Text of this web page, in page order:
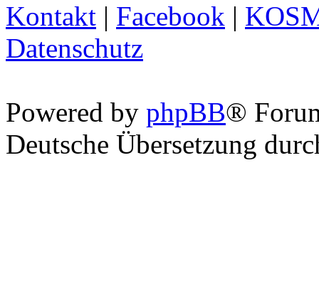
Kontakt | Facebook |
Datenschutz
Powered by phpBB®
Deutsche Übersetzung